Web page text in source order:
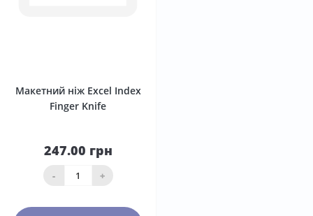
Макетний ніж Excel Index
Finger Knife
247.00 грн
- +